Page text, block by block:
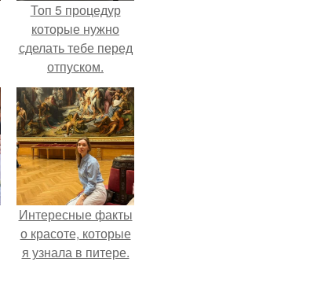
Топ 5 процедур
которые нужно
сделать тебе перед
отпуском.
Интересные факты
о красоте, которые
я узнала в питере.